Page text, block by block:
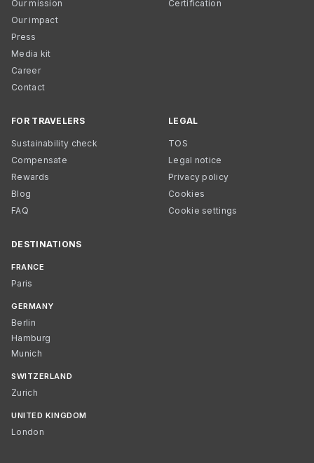
Our mission
Our impact
Press
Media kit
Career
Contact
Certification
FOR TRAVELERS
Sustainability check
Compensate
Rewards
Blog
FAQ
LEGAL
TOS
Legal notice
Privacy policy
Cookies
Cookie settings
DESTINATIONS
FRANCE
Paris
GERMANY
Berlin
Hamburg
Munich
SWITZERLAND
Zurich
UNITED KINGDOM
London